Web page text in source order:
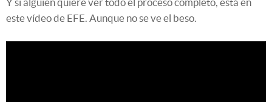
este vídeo de EFE. Aunque no se ve el beso.